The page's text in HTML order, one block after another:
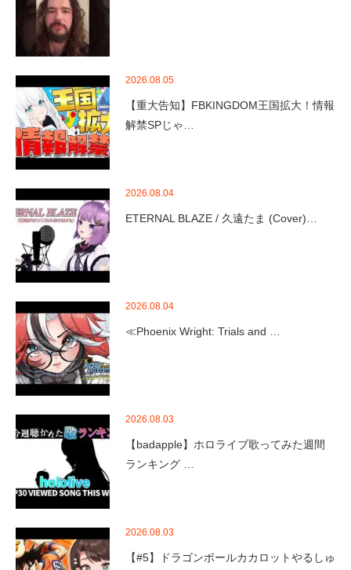
2026.08.05
【重大告知】FBKINGDOM王国拡大！情報
解禁SPじゃ…
2026.08.04
ETERNAL BLAZE / 久遠たま (Cover)…
2026.08.04
≪Phoenix Wright: Trials and …
2026.08.03
【badapple】ホロライブ歌ってみた週間
ランキング …
2026.08.03
【#5】ドラゴンボールカカロットやるしゅ